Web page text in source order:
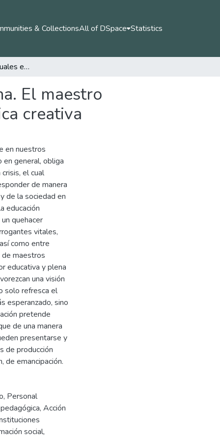
& CollectionsAll of DSpace Statistics
Maestros e intelectuales en la educación colombiana. El maestro intelectual y su función política a partir de su práctica creativa
El maestro
creativa
en nuestros
en general, obliga
el cual
de manera
de la sociedad en
educación
quehacer
vitales,
como entre
de maestros
educativa y plena
una visión
solo refresca el
esperanzado, sino
pretende
de una manera
presentarse y
de producción
de emancipación.
, Personal
, Acción
social,